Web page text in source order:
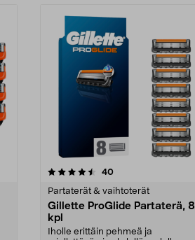
40arvostelut
Partaterät & vaihtoterät
Gillette ProGlide Partaterä, 8
kpl
Iholle erittäin pehmeä ja